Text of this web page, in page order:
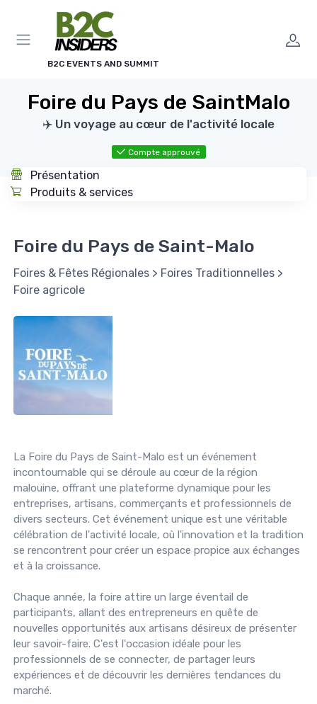
B2C EVENTS AND SUMMIT
Foire du Pays de SaintMalo
✈️ Un voyage au cœur de l'activité locale
Compte approuvé
Présentation
Produits & services
Foire du Pays de Saint-Malo
Foires & Fêtes Régionales > Foires Traditionnelles >
Foire agricole
La Foire du Pays de Saint-Malo est un événement
incontournable qui se déroule au cœur de la région
malouine, offrant une plateforme dynamique pour les
entreprises, artisans, commerçants et professionnels de
divers secteurs. Cet événement unique est une véritable
célébration de l'activité locale, où l'innovation et la tradition
se rencontrent pour créer un espace propice aux échanges
et à la croissance.
Chaque année, la foire attire un large éventail de
participants, allant des entrepreneurs en quête de
nouvelles opportunités aux artisans désireux de présenter
leur savoir-faire. C'est l'occasion idéale pour les
professionnels de se connecter, de partager leurs
expériences et de découvrir les dernières tendances du
marché.
Panneau de gestion des cookies